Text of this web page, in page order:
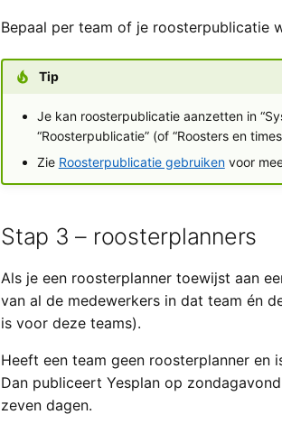
Bepaal per team of je roosterpublicatie
Tip
Je kan roosterpublicatie aanzetten in
“Roosterpublicatie” (of “Roosters en
Zie Roosterpublicatie gebruikenvoor
Stap 3 – roosterplanners
Als je een roosterplanner toewijst aan
van al de medewerkers in dat team én
is voor deze teams).
Heeft een team geen roosterplanner
Dan publiceert Yesplan op
zeven dagen.